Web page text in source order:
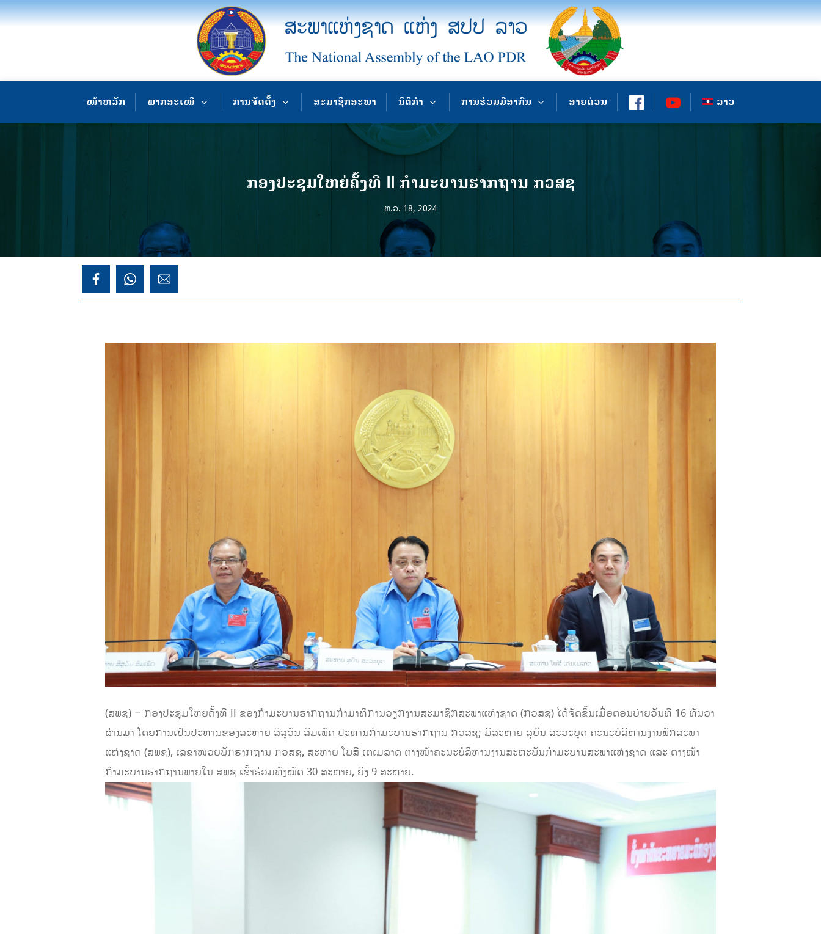
ໜ້າຫລັກ ພາກສະເໜີ ການຈັດຕັ້ງ ສະມາຊິກສະພາ ນິຕິກຳ ການຮ່ວມມືສາກົນ ສາຍດ່ວນ ລາວ
ກອງປະຊຸມໃຫຍ່ຄັ້ງທີ II ກໍາມະບານຮາກຖານ ກວສຊ
ທ.ວ. 18, 2024
(ສພຊ) – ກອງປະຊຸມໃຫຍ່ຄັ້ງທີ II ຂອງກໍາມະບານຮາກຖານກໍາມາທິການວຽກງານສະມາຊິກສະພາແຫ່ງຊາດ (ກວສຊ) ໄດ້ຈັດຂຶ້ນເມື່ອຕອນບ່າຍວັນທີ 16 ທັນວາ
ຜ່ານມາ ໂດຍການເປັນປະທານຂອງສະຫາຍ ສີສຸວັນ ສົມເພັດ ປະທານກໍາມະບານຮາກຖານ ກວສຊ; ມີສະຫາຍ ສຸບັນ ສະວະບຸດ ຄະນະບໍລິຫານງານພັກສະພາ
ແຫ່ງຊາດ (ສພຊ), ເລຂາໜ່ວຍພັກຮາກຖານ ກວສຊ, ສະຫາຍ ໂພສີ ເຕເມລາດ ຕາງໜ້າຄະນະບໍລິຫານງານສະຫະພັນກໍາມະບານສະພາແຫ່ງຊາດ ແລະ ຕາງໜ້າ
ກໍາມະບານຮາກຖານພາຍໃນ ສພຊ ເຂົ້າຮ່ວມທັງໝົດ 30 ສະຫາຍ, ຍິງ 9 ສະຫາຍ.